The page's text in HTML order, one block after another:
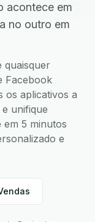
acontece em
no outro em
quaisquer
Facebook
os aplicativos a
unifique
5 minutos
e